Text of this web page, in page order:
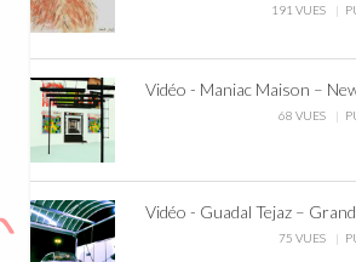
191 VUES
Vidéo - Maniac Maison –
68 VUES
Vidéo - Guadal Tejaz –
75 VUES